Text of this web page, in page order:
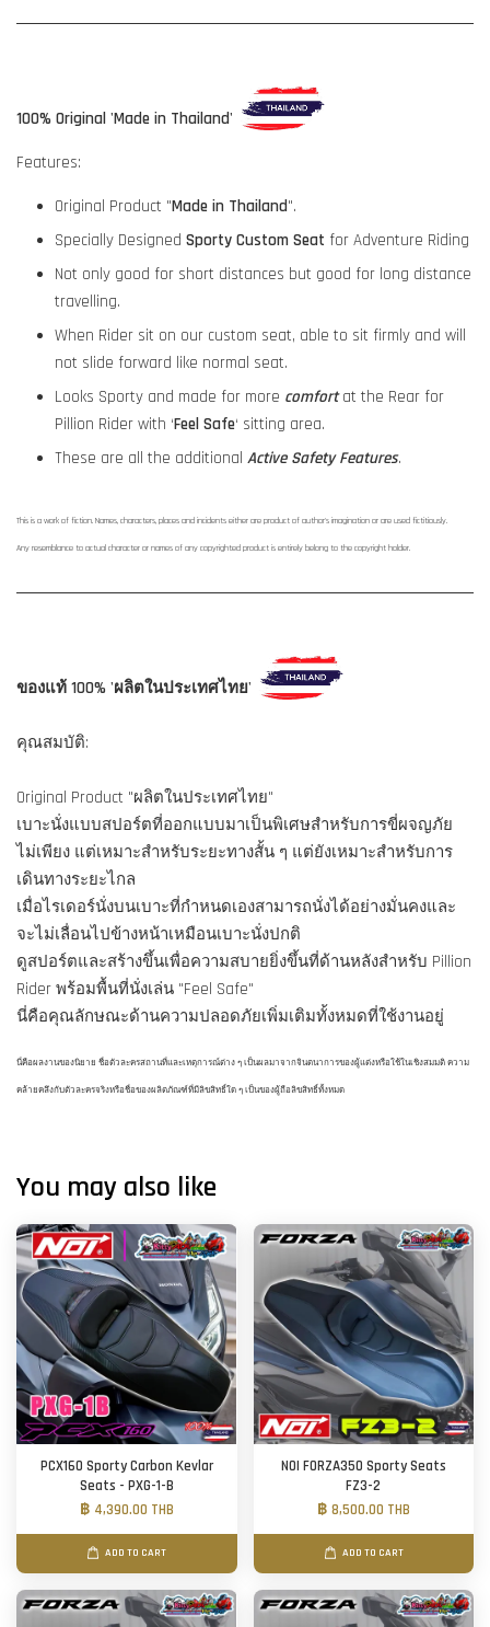
100% Original 'Made in Thailand'
Features:
Original Product "Made in Thailand".
Specially Designed Sporty Custom Seat for Adventure Riding
Not only good for short distances but good for long distance
travelling.
When Rider sit on our custom seat, able to sit firmly and will
not slide forward like normal seat.
Looks Sporty and made for more comfort at the Rear for
Pillion Rider with ‘Feel Safe‘ sitting area.
These are all the additional Active Safety Features.
This is a work of fiction. Names, characters, places and incidents either are product of author's imagination or are used fictitiously.
Any resemblance to actual character or names of any copyrighted product is entirely belong to the copyright holder.
ของแท้ 100% 'ผลิตในประเทศไทย'
คุณสมบัติ:
Original Product "ผลิตในประเทศไทย"
เบาะนั่งแบบสปอร์ตที่ออกแบบมาเป็นพิเศษสำหรับการขี่ผจญภัย
ไม่เพียง แต่เหมาะสำหรับระยะทางสั้น ๆ แต่ยังเหมาะสำหรับการ
เดินทางระยะไกล
เมื่อไรเดอร์นั่งบนเบาะที่กำหนดเองสามารถนั่งได้อย่างมั่นคงและ
จะไม่เลื่อนไปข้างหน้าเหมือนเบาะนั่งปกติ
ดูสปอร์ตและสร้างขึ้นเพื่อความสบายยิ่งขึ้นที่ด้านหลังสำหรับ Pillion
Rider พร้อมพื้นที่นั่งเล่น "Feel Safe"
นี่คือคุณลักษณะด้านความปลอดภัยเพิ่มเติมทั้งหมดที่ใช้งานอยู่
นี่คือผลงานของนิยาย ชื่อตัวละครสถานที่และเหตุการณ์ต่าง ๆ เป็นผลมาจากจินตนาการของผู้แต่งหรือใช้ในเชิงสมมติ ความ
คล้ายคลึงกับตัวละครจริงหรือชื่อของผลิตภัณฑ์ที่มีลิขสิทธิ์ใด ๆ เป็นของผู้ถือลิขสิทธิ์ทั้งหมด
You may also like
PCX160 Sporty Carbon Kevlar
Seats - PXG-1-B
฿ 4,390.00 THB
ADD TO CART
NOI FORZA350 Sporty Seats
FZ3-2
฿ 8,500.00 THB
ADD TO CART